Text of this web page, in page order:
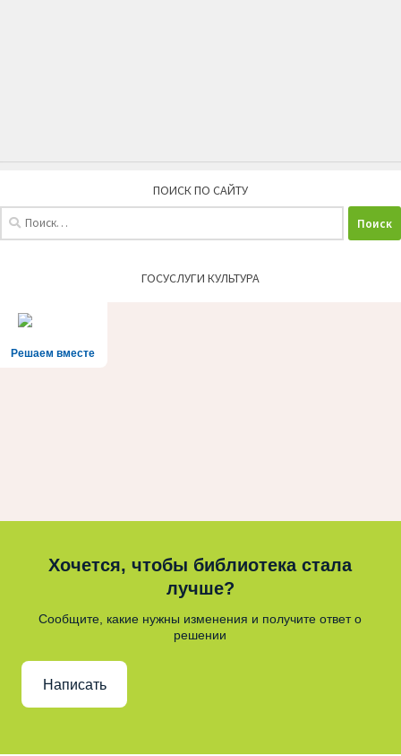
ПОИСК ПО САЙТУ
ГОСУСЛУГИ КУЛЬТУРА
Решаем вместе
Хочется, чтобы библиотека стала
лучше?
Сообщите, какие нужны изменения и получите ответ о
решении
Написать